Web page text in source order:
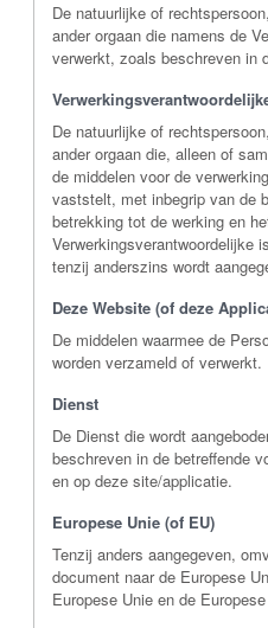
De natuurlijke of
ander orgaan die namens de
verwerkt, zoals beschreven in
De natuurlijke of
ander orgaan die, alleen of
de middelen voor de
vaststelt, met inbegrip van de
betrekking tot de werking en
Verwerkingsverantwoordelijke
tenzij anderszins wordt
Deze Website (of deze
De middelen waarmee de
worden verzameld of verwerkt.
Dienst
De Dienst die wordt
beschreven in de betreffende
en op deze site/applicatie.
Europese Unie (of EU)
Tenzij anders aangegeven,
document naar de Europese
Europese Unie en de